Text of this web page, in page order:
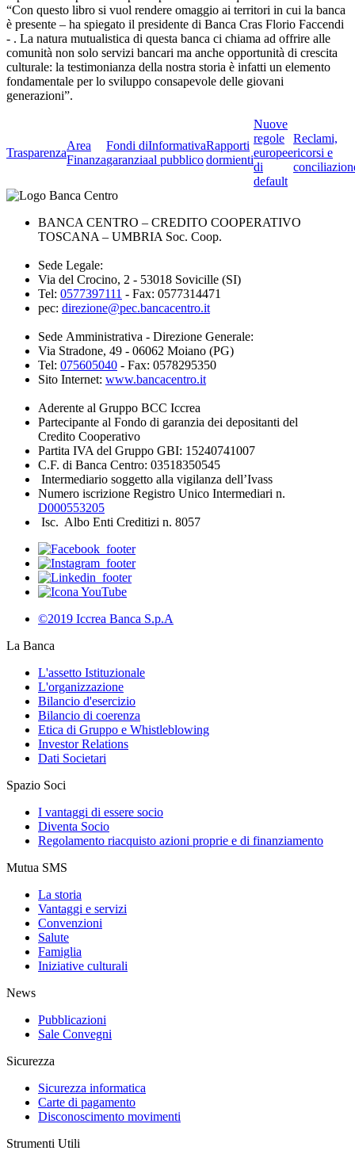
“Con questo libro si vuol rendere omaggio ai territori in cui la banca
è presente – ha spiegato il presidente di Banca Cras Florio Faccendi
- . La natura mutualistica di questa banca ci chiama ad offrire alle
comunità non solo servizi bancari ma anche opportunità di crescita
culturale: la testimonianza della nostra storia è infatti un elemento
fondamentale per lo sviluppo consapevole delle giovani
generazioni”.
Trasparenza
Area
Finanza
Fondi di
garanzia
Informativa
al pubblico
Rapporti
dormienti
Nuove
regole
europee
di
default
Reclami,
ricorsi e
BANCA CENTRO – CREDITO COOPERATIVO
TOSCANA – UMBRIA Soc. Coop.
Sede Legale:
Via del Crocino, 2 - 53018 Sovicille (SI)
Tel: 0577397111 - Fax: 0577314471
pec: direzione@pec.bancacentro.it
Sede Amministrativa - Direzione Generale:
Via Stradone, 49 - 06062 Moiano (PG)
Tel: 075605040 - Fax: 0578295350
Sito Internet: www.bancacentro.it
Aderente al Gruppo BCC Iccrea
Partecipante al Fondo di garanzia dei depositanti del
Credito Cooperativo
Partita IVA del Gruppo GBI: 15240741007
C.F. di Banca Centro: 03518350545
Intermediario soggetto alla vigilanza dell’Ivass
Numero iscrizione Registro Unico Intermediari n.
D000553205
Isc. Albo Enti Creditizi n. 8057
©2019 Iccrea Banca S.p.A
La Banca
L'assetto Istituzionale
L'organizzazione
Bilancio d'esercizio
Bilancio di coerenza
Etica di Gruppo e Whistleblowing
Investor Relations
Dati Societari
Spazio Soci
I vantaggi di essere socio
Diventa Socio
Regolamento riacquisto azioni proprie e di finanziamento
Mutua SMS
La storia
Vantaggi e servizi
Convenzioni
Salute
Famiglia
Iniziative culturali
News
Pubblicazioni
Sale Convegni
Sicurezza
Sicurezza informatica
Carte di pagamento
Disconoscimento movimenti
Strumenti Utili